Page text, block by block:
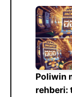
Poliwin
rehberi: